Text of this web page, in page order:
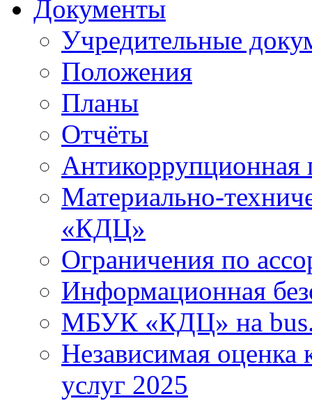
Документы
Учредительные
Положения
Планы
Отчёты
Антикоррупционная
Материально-
«КДЦ»
Ограничения по
Информационная
МБУК «КДЦ» на
Независимая оценка
услуг 2025